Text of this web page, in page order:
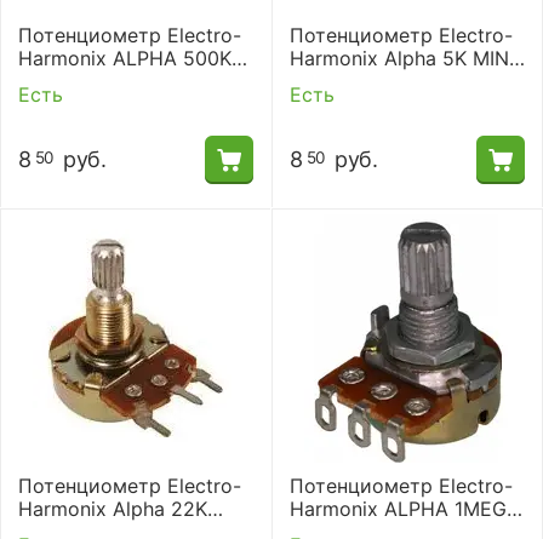
Потенциометр Electro-
Harmonix ALPHA 500K
MINI POT-LINEAR
Есть
8 50 руб.
Потенциометр Electro-
Harmonix Alpha 5K MINI
POT-LINEAR
Есть
8 50 руб.
Потенциометр Electro-
Harmonix Alpha 22K
Потенциометр Electro-
Harmonix ALPHA 1MEG